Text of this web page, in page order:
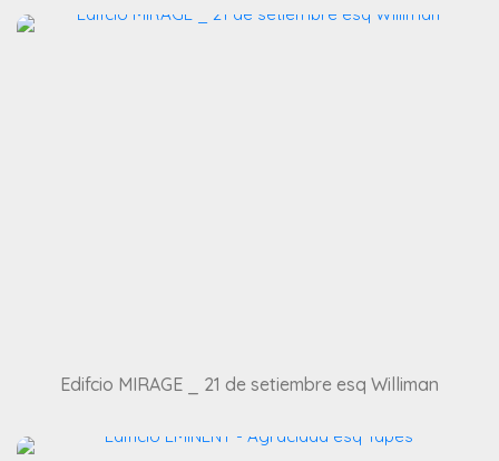
Edifcio MIRAGE _ 21 de setiembre esq Williman